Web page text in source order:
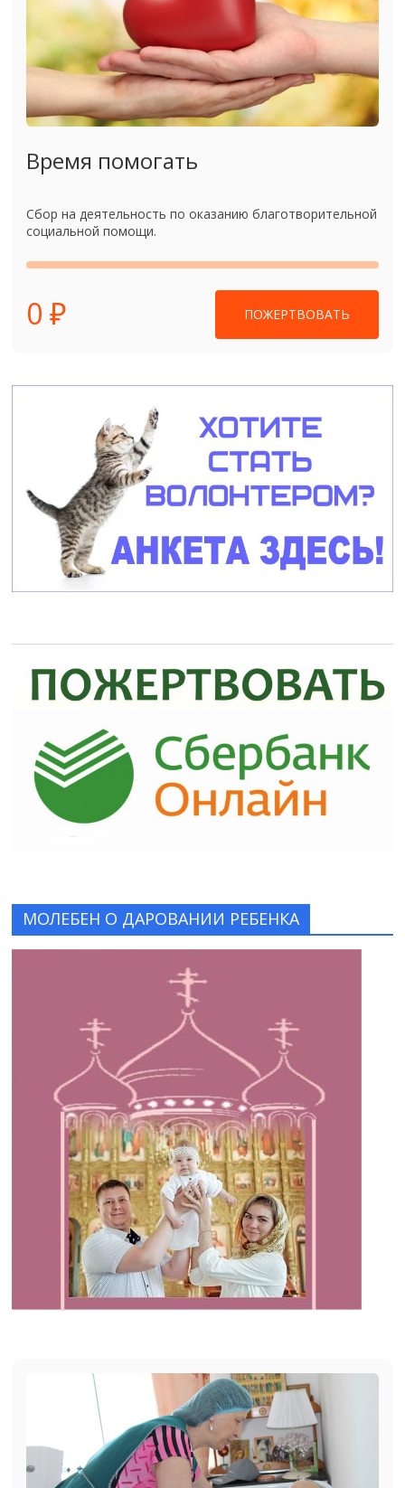
Время помогать
Сбор на деятельность по оказанию благотворительной
социальной помощи.
0 ₽ ПОЖЕРТВОВАТЬ
МОЛЕБЕН О ДАРОВАНИИ РЕБЕНКА